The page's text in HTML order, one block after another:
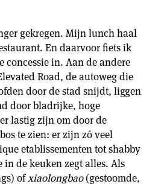
gekregen. Mijn lunch haal
En daarvoor fiets ik
concessie in. Aan de andere
Road, de autoweg die
door de stad snijdt, liggen
door bladrijke, hoge
lastig zijn om door de
te zien: er zijn zó veel
etablissementen tot shabby
in de keuken zegt alles. Als
ofxiaolongbao(gestoomde,